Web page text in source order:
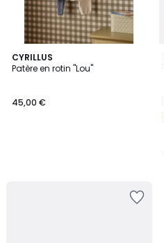
CYRILLUS
Patère en rotin "Lou"
45,00 €